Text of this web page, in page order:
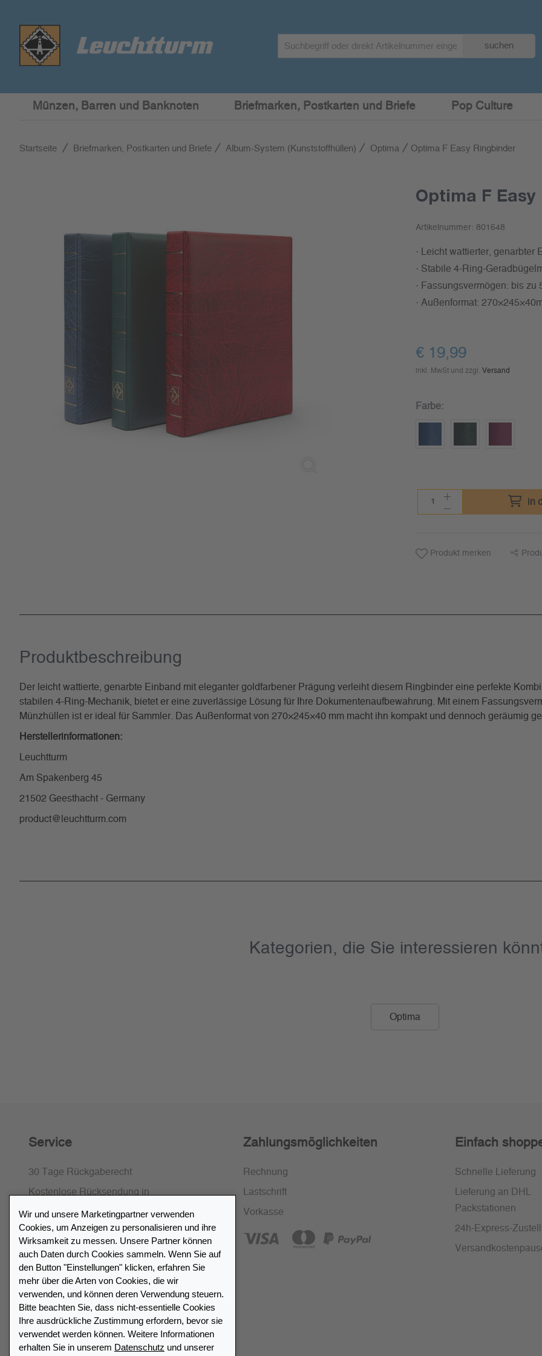
suchen
Münzen, Barren und Banknoten Briefmarken, Postkarten und Briefe Pop Culture
Startseite Briefmarken, Postkarten und Briefe Album-System (Kunststoffhüllen) Optima Optima F Easy Ringbinder
Optima F
Artikelnummer: 801648
· Leicht wattierter, genarbter
· Stabile 4-Ring-
· Fassungsvermögen: bis
· Außenformat:
€19,99
inkl. MwSt und zzgl. Versand
Farbe:
in
Produkt merken
Produkt­beschreibung
Der leicht wattierte, genarbte Einband mit eleganter goldfarbener Prägung verleiht diesem Ringbinder eine perfekte
stabilen 4-Ring-Mechanik, bietet er eine zuverlässige Lösung für Ihre Dokumentenaufbewahrung. Mit einem
Münzhüllen ist er ideal für Sammler. Das Außenformat von 270×245×40 mm macht ihn kompakt und dennoch geräumig
Herstellerinformationen:
Leuchtturm
Am Spakenberg 45
21502 Geesthacht - Germany
product@leuchtturm.com
Kategorien, die Sie interessieren
Optima
Service
30 Tage Rückgaberecht
Kostenlose Rücksendung in
SSL-Verschlüsselung
Zahlungsmöglichkeiten
Rechnung
Lastschrift
Vorkasse
Einfach
Schnelle Lieferung
Lieferung an DHL
Packstationen
24h-Express-
Händlerverzeichnis
Wir und unsere Marketingpartner verwenden
Cookies, um Anzeigen zu personalisieren und ihre
Wirksamkeit zu messen. Unsere Partner können
auch Daten durch Cookies sammeln. Wenn Sie auf
den Button "Einstellungen" klicken, erfahren Sie
mehr über die Arten von Cookies, die wir
verwenden, und können deren Verwendung steuern.
Bitte beachten Sie, dass nicht-essentielle Cookies
Ihre ausdrückliche Zustimmung erfordern, bevor sie
verwendet werden können. Weitere Informationen
erhalten Sie in unserem Datenschutz und unserer